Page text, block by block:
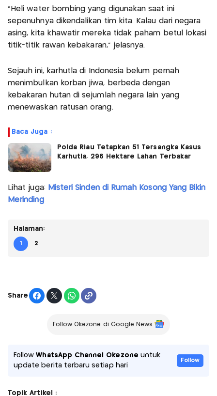
“Heli water bombing yang digunakan saat ini
sepenuhnya dikendalikan tim kita. Kalau dari negara
asing, kita khawatir mereka tidak paham betul lokasi
titik-titik rawan kebakaran,” jelasnya.
Sejauh ini, karhutla di Indonesia belum pernah
menimbulkan korban jiwa, berbeda dengan
kebakaran hutan di sejumlah negara lain yang
menewaskan ratusan orang.
Baca Juga :
Polda Riau Tetapkan 51 Tersangka Kasus
Karhutla, 296 Hektare Lahan Terbakar
Lihat juga: Misteri Sinden di Rumah Kosong Yang Bikin
Merinding
Halaman:
1 2
Share
Follow Okezone di Google News
FollowWhatsApp Channel Okezone untuk
update berita terbaru setiap hari
Follow
Topik Artikel :